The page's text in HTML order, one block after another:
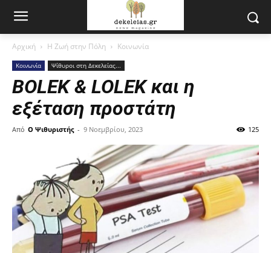
Αρχική Η Ζωή στην Πόλη Κοινωνία
Κοινωνία Ψίθυροι στη Δεκελείας...
BOLEK & LOLEK και η
εξέταση προστάτη
Από Ο Ψιθυριστής - 9 Νοεμβρίου, 2023 125